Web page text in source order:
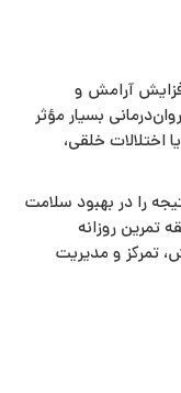
آرامش و
بسیار مؤثر
اختلالات خلقی،
را در بهبود سلامت
تمرین روزانه
تمرکز و مدیریت